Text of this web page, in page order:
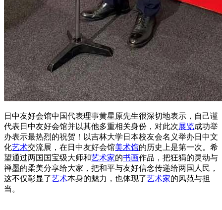
日中友好会馆中国代表理事黄星原先生很深切地表示，自己谨
代表日中友好会馆并以其他多重相关身份，对此次展览成功举
办表示最热烈的祝贺！以吉林大学日本校友会名义举办日中文
化艺术交流展，在日中友好会馆美术馆的历史上是第一次。希
望通过两国国宝级大师和艺术家的书画作品，把狂狷的灵动与
禅墨的柔美分享给大家，把和平与友好信念传递给两国人民，
这不仅彰显了艺术本身的魅力，也体现了艺术家的风范与担
当。